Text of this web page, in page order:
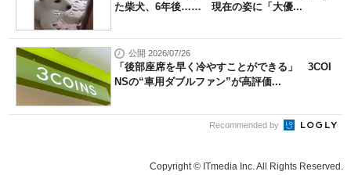
た柴犬、6年後…… 現在の姿に「大優...
公開 2026/07/26
「後部座席を早く冷やすことができる」 3COI
NSの“車用ダブルファン”が高評価...
Recommended by
Copyright © ITmedia Inc. All Rights Reserved.